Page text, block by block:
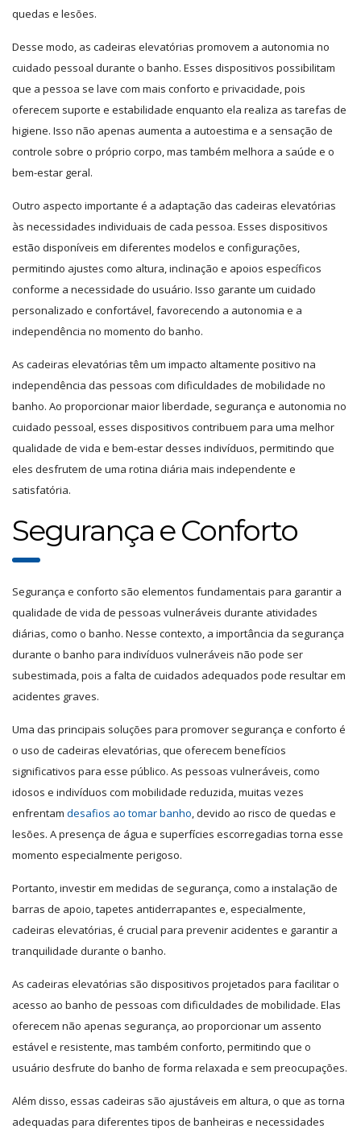
quedas e lesões.
Desse modo, as cadeiras elevatórias promovem a autonomia no
cuidado pessoal durante o banho. Esses dispositivos possibilitam
que a pessoa se lave com mais conforto e privacidade, pois
oferecem suporte e estabilidade enquanto ela realiza as tarefas de
higiene. Isso não apenas aumenta a autoestima e a sensação de
controle sobre o próprio corpo, mas também melhora a saúde e o
bem-estar geral.
Outro aspecto importante é a adaptação das cadeiras elevatórias
às necessidades individuais de cada pessoa. Esses dispositivos
estão disponíveis em diferentes modelos e configurações,
permitindo ajustes como altura, inclinação e apoios específicos
conforme a necessidade do usuário. Isso garante um cuidado
personalizado e confortável, favorecendo a autonomia e a
independência no momento do banho.
As cadeiras elevatórias têm um impacto altamente positivo na
independência das pessoas com dificuldades de mobilidade no
banho. Ao proporcionar maior liberdade, segurança e autonomia no
cuidado pessoal, esses dispositivos contribuem para uma melhor
qualidade de vida e bem-estar desses indivíduos, permitindo que
eles desfrutem de uma rotina diária mais independente e
satisfatória.
Segurança e Conforto
Segurança e conforto são elementos fundamentais para garantir a
qualidade de vida de pessoas vulneráveis durante atividades
diárias, como o banho. Nesse contexto, a importância da segurança
durante o banho para indivíduos vulneráveis não pode ser
subestimada, pois a falta de cuidados adequados pode resultar em
acidentes graves.
Uma das principais soluções para promover segurança e conforto é
o uso de cadeiras elevatórias, que oferecem benefícios
significativos para esse público. As pessoas vulneráveis, como
idosos e indivíduos com mobilidade reduzida, muitas vezes
enfrentam desafios ao tomar banho, devido ao risco de quedas e
lesões. A presença de água e superfícies escorregadias torna esse
momento especialmente perigoso.
Portanto, investir em medidas de segurança, como a instalação de
barras de apoio, tapetes antiderrapantes e, especialmente,
cadeiras elevatórias, é crucial para prevenir acidentes e garantir a
tranquilidade durante o banho.
As cadeiras elevatórias são dispositivos projetados para facilitar o
acesso ao banho de pessoas com dificuldades de mobilidade. Elas
oferecem não apenas segurança, ao proporcionar um assento
estável e resistente, mas também conforto, permitindo que o
usuário desfrute do banho de forma relaxada e sem preocupações.
Além disso, essas cadeiras são ajustáveis em altura, o que as torna
adequadas para diferentes tipos de banheiras e necessidades